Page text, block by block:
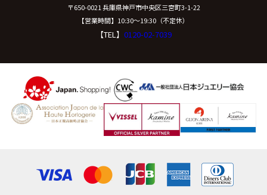
〒650-0021 兵庫県神戸市中央区三宮町3-1-22
【営業時間】10:30〜19:30（不定休）
【TEL】 0120-02-7039